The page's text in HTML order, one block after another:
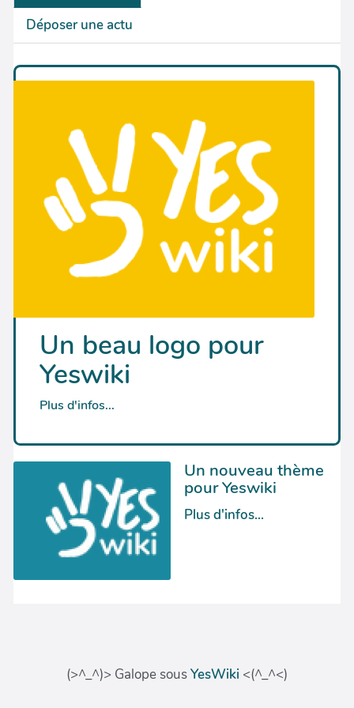
(>^_^)> Galope sousYesWiki <(^_^<)